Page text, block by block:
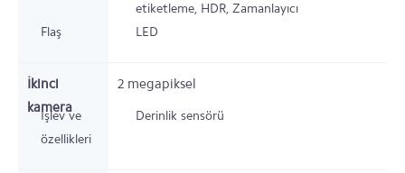
etiketleme, HDR, Zamanlayıcı
Flaş
LED
İkinci
kamera
2 megapiksel
İşlev ve
özellikleri
Derinlik sensörü